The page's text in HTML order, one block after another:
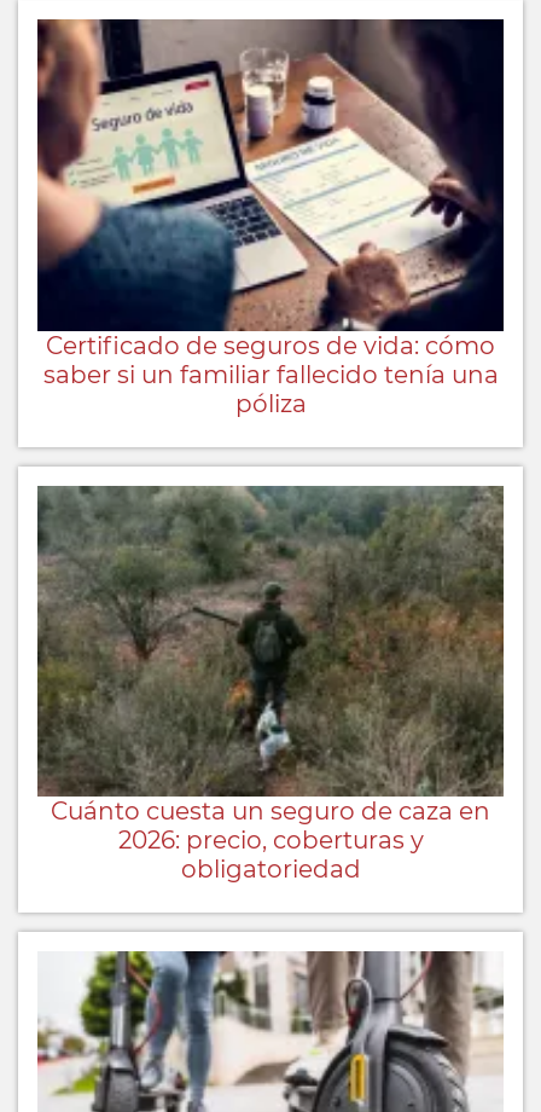
Certificado de seguros de vida: cómo
saber si un familiar fallecido tenía una
póliza
Cuánto cuesta un seguro de caza en
2026: precio, coberturas y
obligatoriedad